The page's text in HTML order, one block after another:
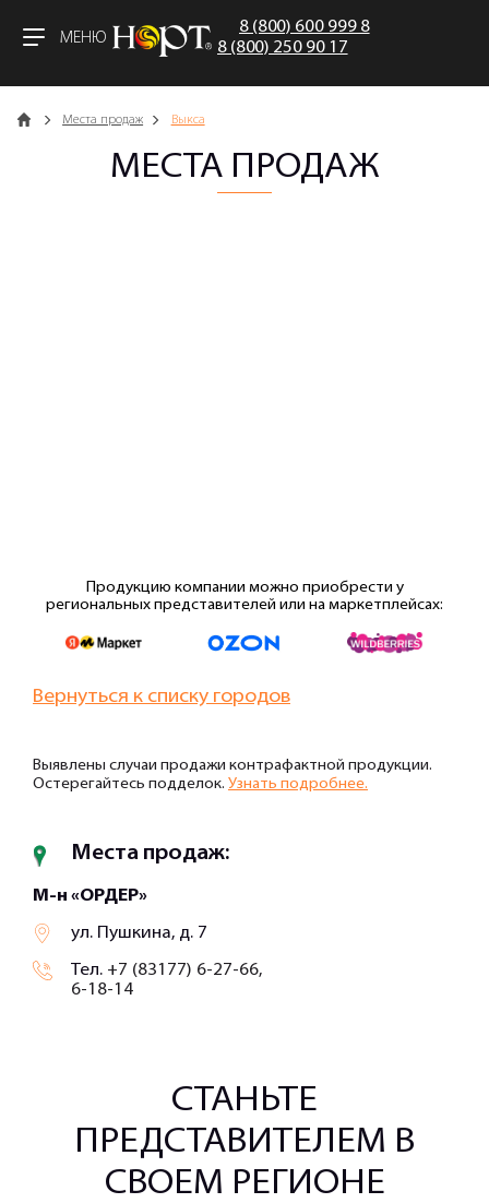
МЕНЮ
8 (800) 600 999 8
8 (800) 250 90 17
Главная Места продаж Выкса
МЕСТА ПРОДАЖ
Продукцию компании можно приобрести у
региональных представителей или на маркетплейсах:
Вернуться к списку городов
Выявлены случаи продажи контрафактной продукции.
Остерегайтесь подделок. Узнать подробнее.
Места продаж:
М-н «ОРДЕР»
ул. Пушкина, д. 7
Тел. +7 (83177) 6-27-66,
6-18-14
СТАНЬТЕ
ПРЕДСТАВИТЕЛЕМ В
СВОЕМ РЕГИОНЕ